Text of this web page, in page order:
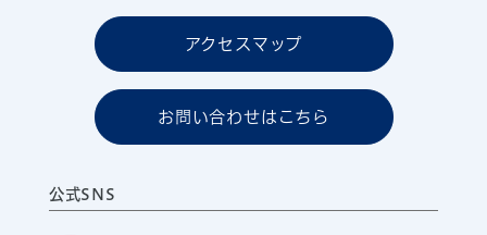
アクセスマップ
お問い合わせはこちら
公式SNS